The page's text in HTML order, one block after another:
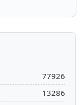
77926
13286